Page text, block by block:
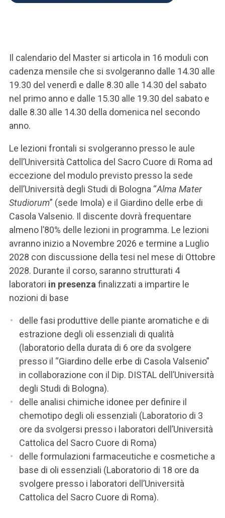
Il calendario del Master si articola in 16 moduli con
cadenza mensile che si svolgeranno dalle 14.30 alle
19.30 del venerdì e dalle 8.30 alle 14.30 del sabato
nel primo anno e dalle 15.30 alle 19.30 del sabato e
dalle 8.30 alle 14.30 della domenica nel secondo
anno.
Le lezioni frontali si svolgeranno presso le aule
dell’Università Cattolica del Sacro Cuore di Roma ad
eccezione del modulo previsto presso la sede
dell’Università degli Studi di Bologna “Alma Mater
Studiorum” (sede Imola) e il Giardino delle erbe di
Casola Valsenio. Il discente dovrà frequentare
almeno l’80% delle lezioni in programma. Le lezioni
avranno inizio a Novembre 2026 e termine a Luglio
2028 con discussione della tesi nel mese di Ottobre
2028. Durante il corso, saranno strutturati 4
laboratori in presenza finalizzati a impartire le
nozioni di base
delle fasi produttive delle piante aromatiche e di
estrazione degli oli essenziali di qualità
(laboratorio della durata di 6 ore da svolgere
presso il “Giardino delle erbe di Casola Valsenio”
in collaborazione con il Dip. DISTAL dell’Università
degli Studi di Bologna).
delle analisi chimiche idonee per definire il
chemotipo degli oli essenziali (Laboratorio di 3
ore da svolgersi presso i laboratori dell’Università
Cattolica del Sacro Cuore di Roma)
delle formulazioni farmaceutiche e cosmetiche a
base di oli essenziali (Laboratorio di 18 ore da
svolgere presso i laboratori dell’Università
Cattolica del Sacro Cuore di Roma).